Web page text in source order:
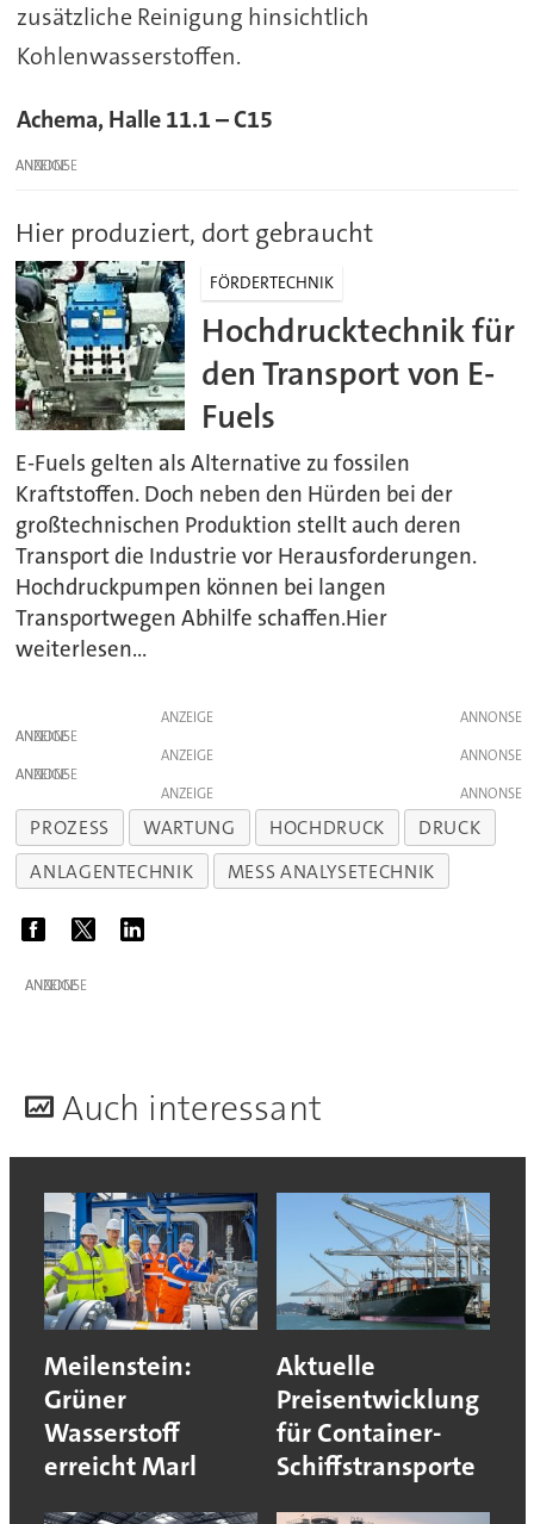
zusätzliche Reinigung hinsichtlich
Kohlenwasserstoffen.
Achema, Halle 11.1 – C15
ANZEIGE
Hier produziert, dort gebraucht
FÖRDERTECHNIK
Hochdrucktechnik für
den Transport von E-
Fuels
E-Fuels gelten als Alternative zu fossilen
Kraftstoffen. Doch neben den Hürden bei der
großtechnischen Produktion stellt auch deren
Transport die Industrie vor Herausforderungen.
Hochdruckpumpen können bei langen
Transportwegen Abhilfe schaffen.Hier
weiterlesen...
ANZEIGE
ANZEIGE
ANZEIGE
ANZEIGE
ANZEIGE
PROZESS WARTUNG HOCHDRUCK
DRUCK
ANLAGENTECHNIK
MESS ANALYSETECHNIK
ANZEIGE
Auch interessant
Meilenstein:
Grüner
Wasserstoff
erreicht Marl
Aktuelle
Preisentwicklung
für Container-
Schiffstransporte